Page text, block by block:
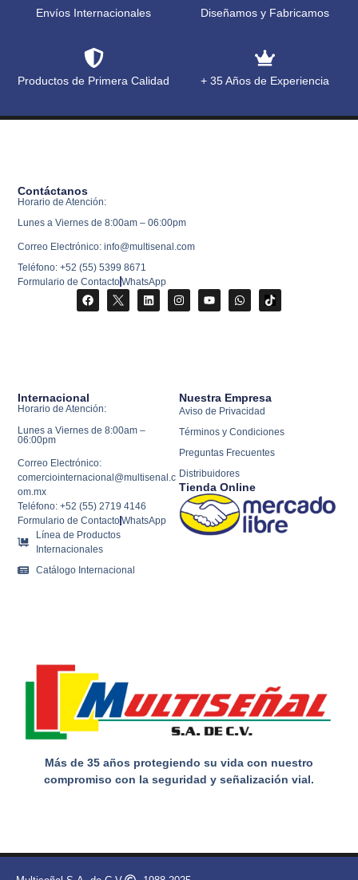
Envíos Internacionales Diseñamos y Fabricamos
Productos de Primera Calidad + 35 Años de Experiencia
Más de 35 años protegiendo su vida con nuestro
compromiso con la seguridad y señalización vial.
Nuestra Empresa
Aviso de Privacidad
Términos y Condiciones
Preguntas Frecuentes
Distribuidores
Tienda Online
Internacional
Horario de Atención:
Lunes a Viernes de 8:00am –
06:00pm
Correo Electrónico:
comerciointernacional@multisenal.c
om.mx
Teléfono: +52 (55) 2719 4146
Formulario de ContactoWhatsApp
Línea de Productos
Internacionales
Catálogo Internacional
Contáctanos
Horario de Atención:
Lunes a Viernes de 8:00am – 06:00pm
Correo Electrónico: info@multisenal.com
Teléfono: +52 (55) 5399 8671
Formulario de ContactoWhatsApp